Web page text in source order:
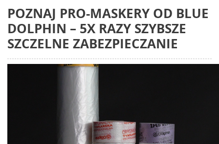
POZNAJ PRO-MASKERY OD BLUE
DOLPHIN – 5X RAZY SZYBSZE
SZCZELNE ZABEZPIECZANIE